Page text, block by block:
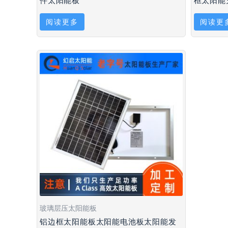
阅读更多 阅读更
玻璃层压太阳能板
铝边框太阳能板太阳能电池板太阳能发